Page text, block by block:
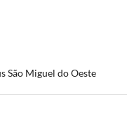
São Miguel do Oeste